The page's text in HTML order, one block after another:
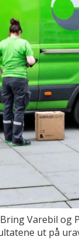
Varebil
ut på